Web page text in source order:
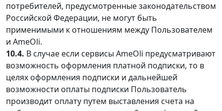
потребителей, предусмотренные законодательством
Российской Федерации, не могут быть
применимыми к отношениям между Пользователем
и AmeOli.
10.4. В случае если сервисы AmeOli предусматривают
возможность оформления платной подписки, то в
целях оформления подписки и дальнейшей
возможности оплаты подписки Пользователь
производит оплату путем выставления счета на